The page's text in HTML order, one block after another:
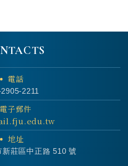
電話
2211
電子郵件
地址
新莊區中正路 510 號